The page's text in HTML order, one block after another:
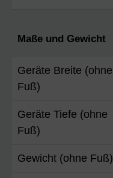
Maße und Gewicht
Geräte Breite (ohne
Fuß)
Geräte Tiefe (ohne
Fuß)
Gewicht (ohne Fuß)